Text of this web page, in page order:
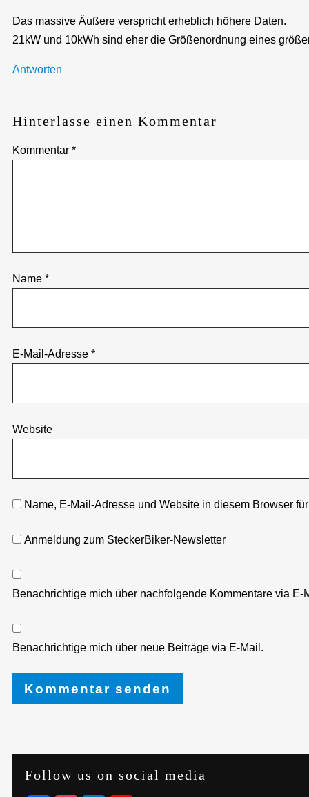
Das massive Äußere verspricht erheblich höhere Daten.
21kW und 10kWh sind eher die Größenordnung eines
Antworten
Hinterlasse einen Kommentar
Kommentar *
Name *
E-Mail-Adresse *
Website
Name, E-Mail-Adresse und Website in diesem Browser
Anmeldung zum SteckerBiker-Newsletter
Benachrichtige mich über nachfolgende Kommentare via E-
Benachrichtige mich über neue Beiträge via E-Mail.
Follow us on social media